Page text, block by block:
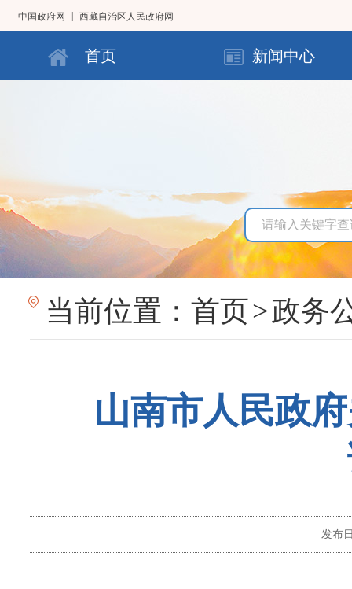
中国政府网 西藏自治区人民政府网
首页 新闻中心
当前位置： 首页>政务
山南市人民政
发布